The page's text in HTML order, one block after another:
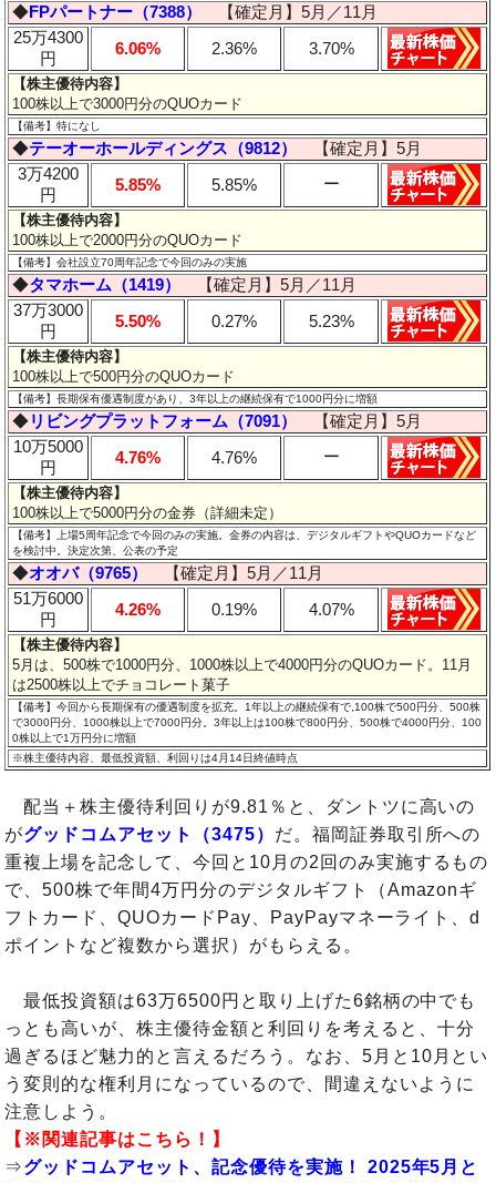
◆FPパートナー（7388）
【確定月】5月／11月
25万4300
円
6.06% 2.36% 3.70%
【株主優待内容】
100株以上で3000円分のQUOカード
【備考】特になし
◆テーオーホールディングス（9812）
【確定月】5月
3万4200
円
5.85% 5.85% ー
【株主優待内容】
100株以上で2000円分のQUOカード
【備考】会社設立70周年記念で今回のみの実施
◆タマホーム（1419）
【確定月】5月／11月
37万3000
円
5.50% 0.27% 5.23%
【株主優待内容】
100株以上で500円分のQUOカード
【備考】長期保有優遇制度があり、3年以上の継続保有で1000円分に増額
◆リビングプラットフォーム（7091）
【確定月】5月
10万5000
円
4.76% 4.76% ー
【株主優待内容】
100株以上で5000円分の金券（詳細未定）
【備考】上場5周年記念で今回のみの実施。金券の内容は、デジタルギフトやQUOカードなど
を検討中。決定次第、公表の予定
◆オオバ（9765）
【確定月】5月／11月
51万6000
円
4.26% 0.19% 4.07%
【株主優待内容】
5月は、500株で1000円分、1000株以上で4000円分のQUOカード。11月
は2500株以上でチョコレート菓子
【備考】今回から長期保有の優遇制度を拡充。1年以上の継続保有で,100株で500円分、500株
で3000円分、1000株以上で7000円分。3年以上は100株で800円分、500株で4000円分、100
0株以上で1万円分に増額
※株主優待内容、最低投資額、利回りは4月14日終値時点
配当＋株主優待利回りが9.81％と、ダントツに高いの
がグッドコムアセット（3475） だ。福岡証券取引所への
重複上場を記念して、今回と10月の2回のみ実施するもの
で、500株で年間4万円分のデジタルギフト（Amazonギ
フトカード、QUOカードPay、PayPayマネーライト、d
ポイントなど複数から選択）がもらえる。
最低投資額は63万6500円と取り上げた6銘柄の中でも
っとも高いが、株主優待金額と利回りを考えると、十分
過ぎるほど魅力的と言えるだろう。なお、5月と10月とい
う変則的な権利月になっているので、間違えないように
注意しよう。
【※関連記事はこちら！】
⇒グッドコムアセット、記念優待を実施！ 2025年5月と